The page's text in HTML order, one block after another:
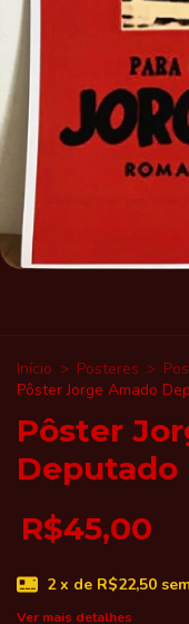
Início > Posteres >
Pôster Jorge Amado
Pôster
Deputado
R$45,00
2 x de R$22,50
Ver mais detalhes